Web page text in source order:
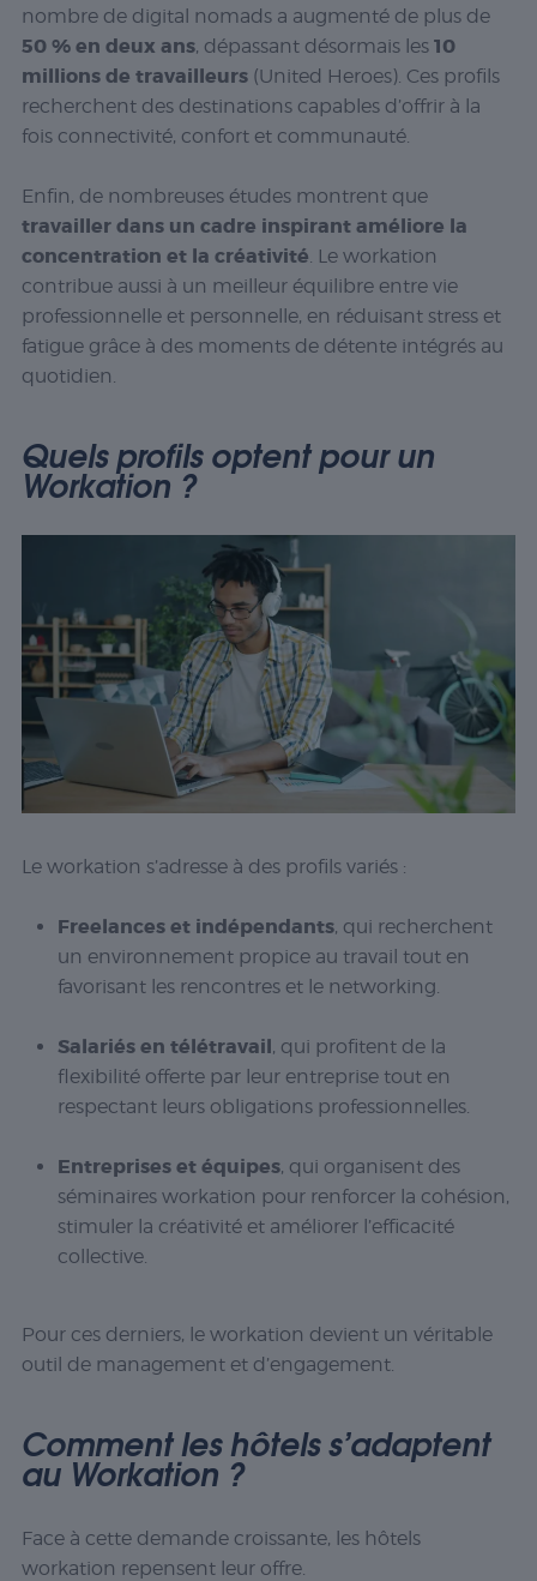
nombre de digital nomads a augmenté de plus de
50 % en deux ans, dépassant désormais les 10
millions de travailleurs(United Heroes). Ces profils
recherchent des destinations capables d’offrir à la
fois connectivité, confort et communauté.
Enfin, de nombreuses études montrent que
travailler dans un cadre inspirant améliore la
concentration et la créativité. Le workation
contribue aussi à un meilleur équilibre entre vie
professionnelle et personnelle, en réduisant stress et
fatigue grâce à des moments de détente intégrés au
quotidien.
Quels profils optent pour un
Workation ?
Le workation s’adresse à des profils variés :
Freelances et indépendants, qui recherchent
un environnement propice au travail tout en
favorisant les rencontres et le networking.
Salariés en télétravail, qui profitent de la
flexibilité offerte par leur entreprise tout en
respectant leurs obligations professionnelles.
Entreprises et équipes, qui organisent des
séminaires workation pour renforcer la cohésion,
stimuler la créativité et améliorer l’efficacité
collective.
Pour ces derniers, le workation devient un véritable
outil de management et d’engagement.
Comment les hôtels s’adaptent
au Workation ?
Face à cette demande croissante, les hôtels
workation repensent leur offre.